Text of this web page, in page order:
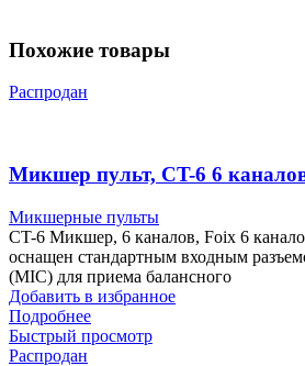
Похожие товары
Распродан
Микшер пульт, CT-6 6
Микшерные пульты
CT-6 Микшер, 6 каналов, Foix 6
оснащен стандартным входным
(MIC) для приема балансного
Добавить в избранное
Подробнее
Быстрый просмотр
Распродан